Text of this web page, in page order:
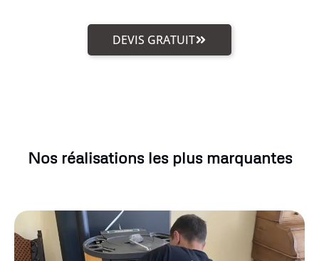
DEVIS GRATUIT
Nos réalisations les plus marquantes